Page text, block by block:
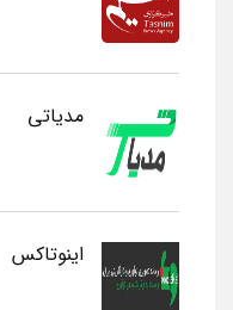
مدیاتی
اینوتاکس